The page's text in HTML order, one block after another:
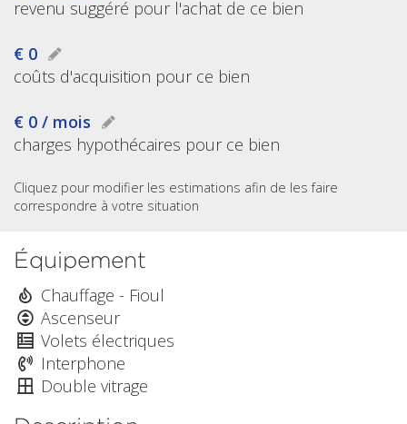
revenu suggéré pour l'achat de ce bien
€ 0
coûts d'acquisition pour ce bien
€ 0 / mois
charges hypothécaires pour ce bien
Cliquez pour modifier les estimations afin de les faire
correspondre à votre situation
Équipement
Chauffage - Fioul
Ascenseur
Volets électriques
Interphone
Double vitrage